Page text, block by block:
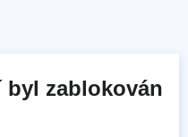
zablokován